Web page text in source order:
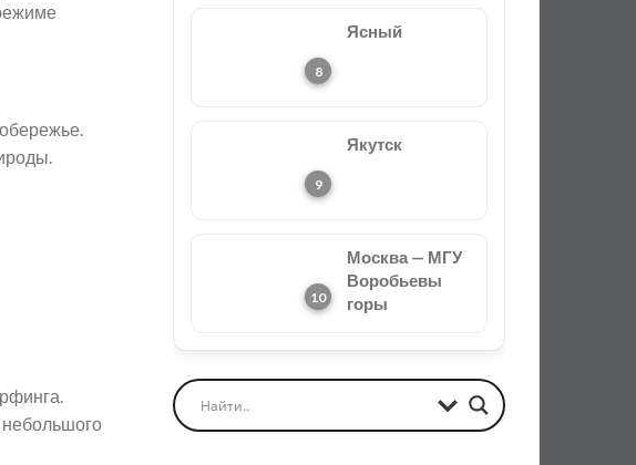
Ясный
Якутск
Москва — МГУ
Воробьевы
горы